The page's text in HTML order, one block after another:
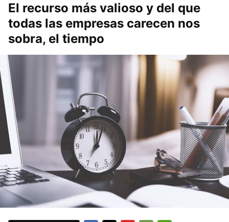
El recurso más valioso y del que
todas las empresas carecen nos
sobra, el tiempo